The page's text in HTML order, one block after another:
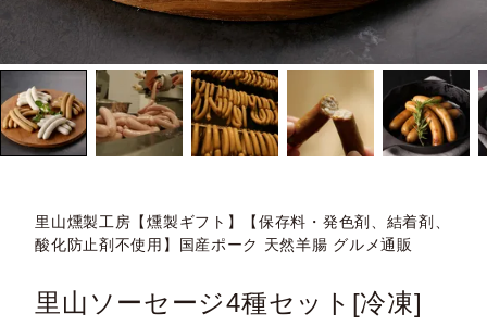
里山燻製工房【燻製ギフト】【保存料・発色剤、結着剤、
酸化防止剤不使用】国産ポーク 天然羊腸 グルメ通販
里山ソーセージ4種セット[冷凍]